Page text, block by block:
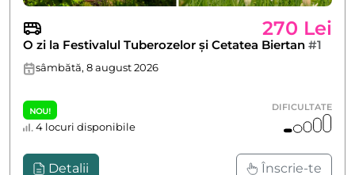
270 Lei
O zi la Festivalul Tuberozelor și Cetatea Biertan #1
sâmbătă, 8 august 2026
NOU!
4 locuri disponibile
DIFICULTATE
Detalii Înscrie-te